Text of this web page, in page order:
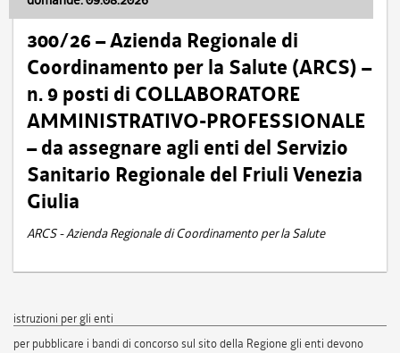
300/26 – Azienda Regionale di
Coordinamento per la Salute (ARCS) –
n. 9 posti di COLLABORATORE
AMMINISTRATIVO-PROFESSIONALE
– da assegnare agli enti del Servizio
Sanitario Regionale del Friuli Venezia
Giulia
ARCS - Azienda Regionale di Coordinamento per la Salute
istruzioni per gli enti
per pubblicare i bandi di concorso sul sito della Regione gli enti devono